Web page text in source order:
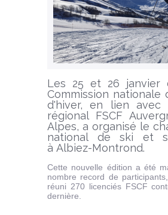
Les 25 et 26 janvier
Commission nationale
d'hiver, en lien avec
régional FSCF
Alpes, a organisé le
national de ski et
à Albiez-Montrond.
Cette nouvelle édition a été
nombre record de
réuni 270 licenciés FSCF
dernière.